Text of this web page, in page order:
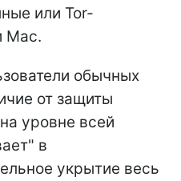
или Tor-
Mac.
обычных
от защиты
уровне всей
в
укрытие весь